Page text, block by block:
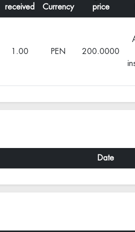
received
Currency
price
1.00 PEN 200.0000
Date